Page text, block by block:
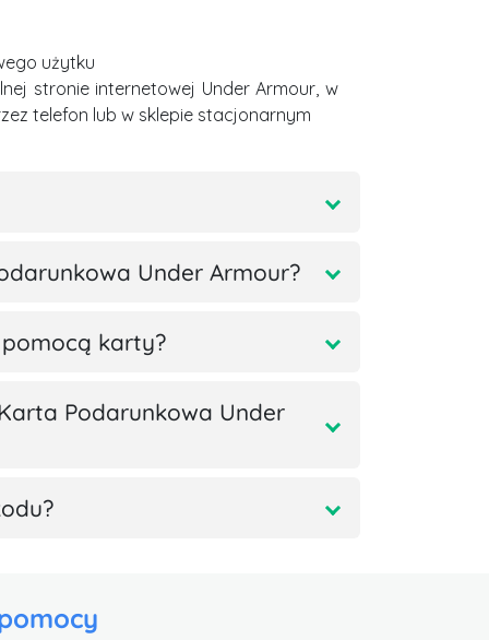
użytku
stronie internetowej Under Armour, w
telefon lub w sklepie stacjonarnym
Under Armour?
karty?
Podarunkowa Under